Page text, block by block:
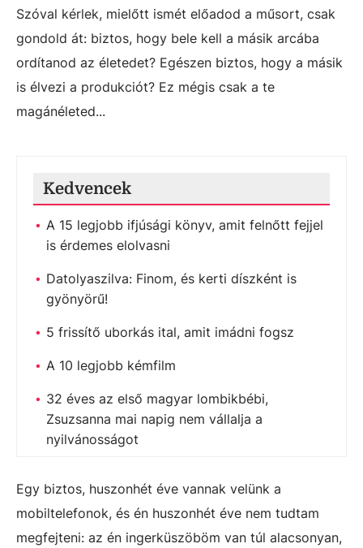
Szóval kérlek, mielőtt ismét előadod a műsort, csak
gondold át: biztos, hogy bele kell a másik arcába
ordítanod az életedet? Egészen biztos, hogy a másik
is élvezi a produkciót? Ez mégis csak a te
magánéleted...
Kedvencek
A 15 legjobb ifjúsági könyv, amit felnőtt fejjel
is érdemes elolvasni
Datolyaszilva: Finom, és kerti díszként is
gyönyörű!
5 frissítő uborkás ital, amit imádni fogsz
A 10 legjobb kémfilm
32 éves az első magyar lombikbébi,
Zsuzsanna mai napig nem vállalja a
nyilvánosságot
Egy biztos, huszonhét éve vannak velünk a
mobiltelefonok, és én huszonhét éve nem tudtam
megfejteni: az én ingerküszöböm van túl alacsonyan,